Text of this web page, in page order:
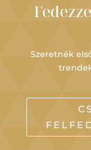
Szeretnék